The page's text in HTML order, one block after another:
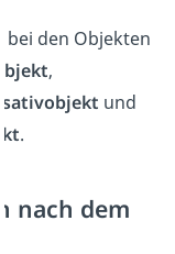
bei den Objekten
,
und
.
nach dem